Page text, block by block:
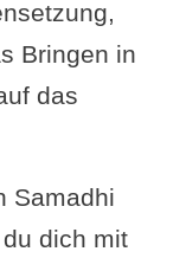
II-28:
III-53
Bringen in
das
Samadhi
dich mit